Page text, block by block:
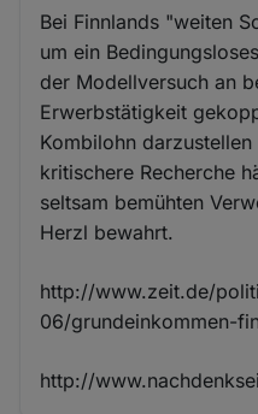
Bei Finnlands "weiten
um ein
der Modellversuch an
Erwerbstätigkeit
Kombilohn
kritischere Recherche
seltsam bemühten
Herzl bewahrt.
http://www.zeit.de/
06/grundeinkommen-
http://